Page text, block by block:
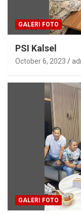
GALERI FOTO
PSI Kalsel
October 6, 2023
GALERI FOTO